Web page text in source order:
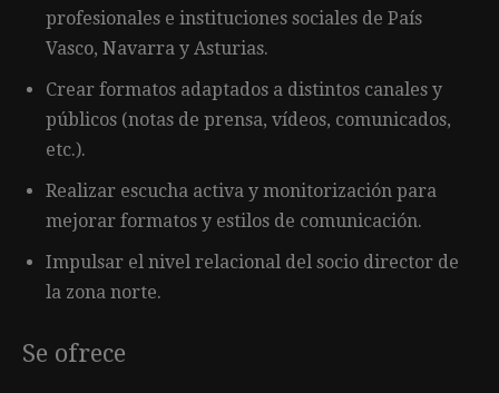
profesionales e instituciones sociales de País
Vasco, Navarra y Asturias.
Crear formatos adaptados a distintos canales y
públicos (notas de prensa, vídeos, comunicados,
etc.).
Realizar escucha activa y monitorización para
mejorar formatos y estilos de comunicación.
Impulsar el nivel relacional del socio director de
la zona norte.
Se ofrece